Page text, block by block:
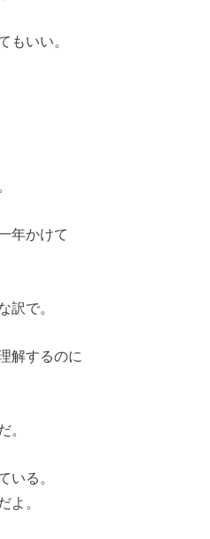
もいい。
年かけて
訳で。
解するのに
。
いる。
よ。